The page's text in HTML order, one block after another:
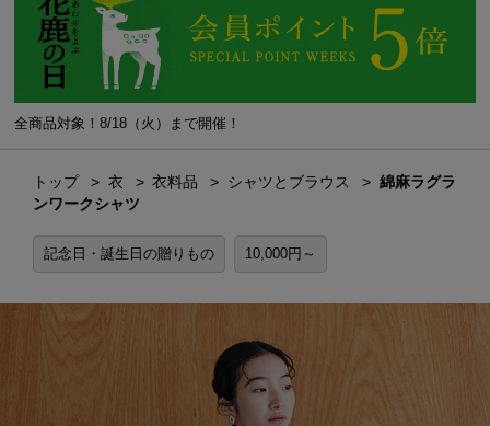
全商品対象！8/18（火）まで開催！
トップ 衣 衣料品 シャツとブラウス
綿麻ラグラ
ンワークシャツ
記念日・誕生日の贈りもの 10,000円～